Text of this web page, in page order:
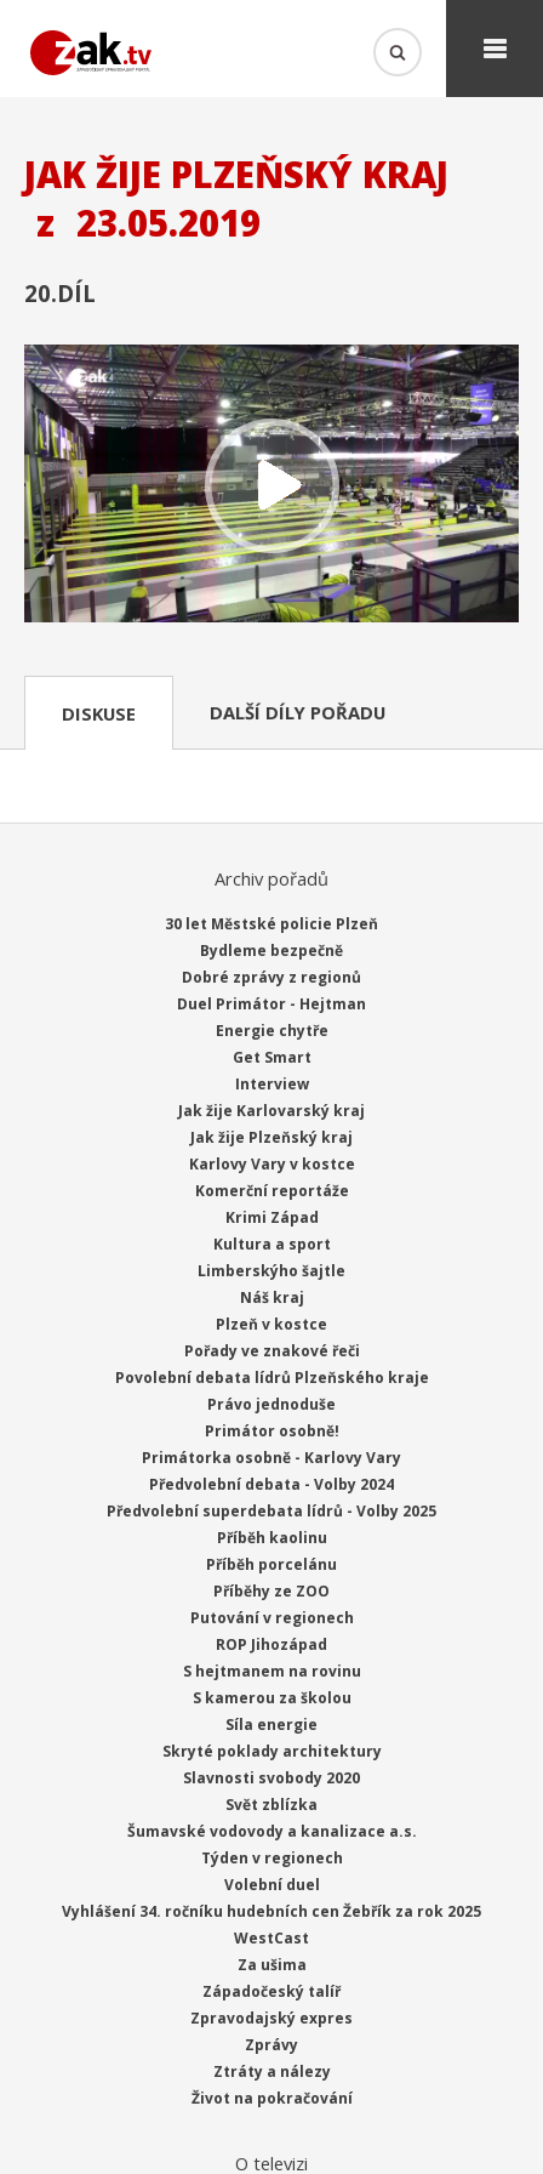
JAK ŽIJE PLZEŇSKÝ KRAJ
z 23.05.2019
20.DÍL
DISKUSE DALŠÍ DÍLY POŘADU
Archiv pořadů
30 let Městské policie Plzeň
Bydleme bezpečně
Dobré zprávy z regionů
Duel Primátor - Hejtman
Energie chytře
Get Smart
Interview
Jak žije Karlovarský kraj
Jak žije Plzeňský kraj
Karlovy Vary v kostce
Komerční reportáže
Krimi Západ
Kultura a sport
Limberskýho šajtle
Náš kraj
Plzeň v kostce
Pořady ve znakové řeči
Povolební debata lídrů Plzeňského kraje
Právo jednoduše
Primátor osobně!
Primátorka osobně - Karlovy Vary
Předvolební debata - Volby 2024
Předvolební superdebata lídrů - Volby 2025
Příběh kaolinu
Příběh porcelánu
Příběhy ze ZOO
Putování v regionech
ROP Jihozápad
S hejtmanem na rovinu
S kamerou za školou
Síla energie
Skryté poklady architektury
Slavnosti svobody 2020
Svět zblízka
Šumavské vodovody a kanalizace a.s.
Týden v regionech
Volební duel
Vyhlášení 34. ročníku hudebních cen Žebřík za rok 2025
WestCast
Za ušima
Západočeský talíř
Zpravodajský expres
Zprávy
Ztráty a nálezy
Život na pokračování
O televizi